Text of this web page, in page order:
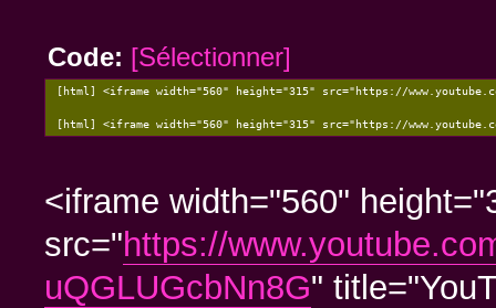
Code: [Sélectionner]
[html] <iframe width="560" height="315" src="https://
[html] <iframe width="560" height="315" src="https://
<iframe width="560"
src="https://
uQGLUGcbNn8G"